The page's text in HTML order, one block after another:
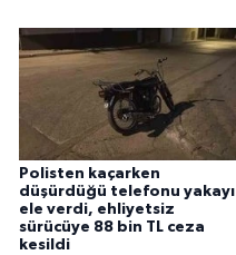
Polisten kaçarken
düşürdüğü telefonu yakayı
ele verdi, ehliyetsiz
sürücüye 88 bin TL ceza
kesildi